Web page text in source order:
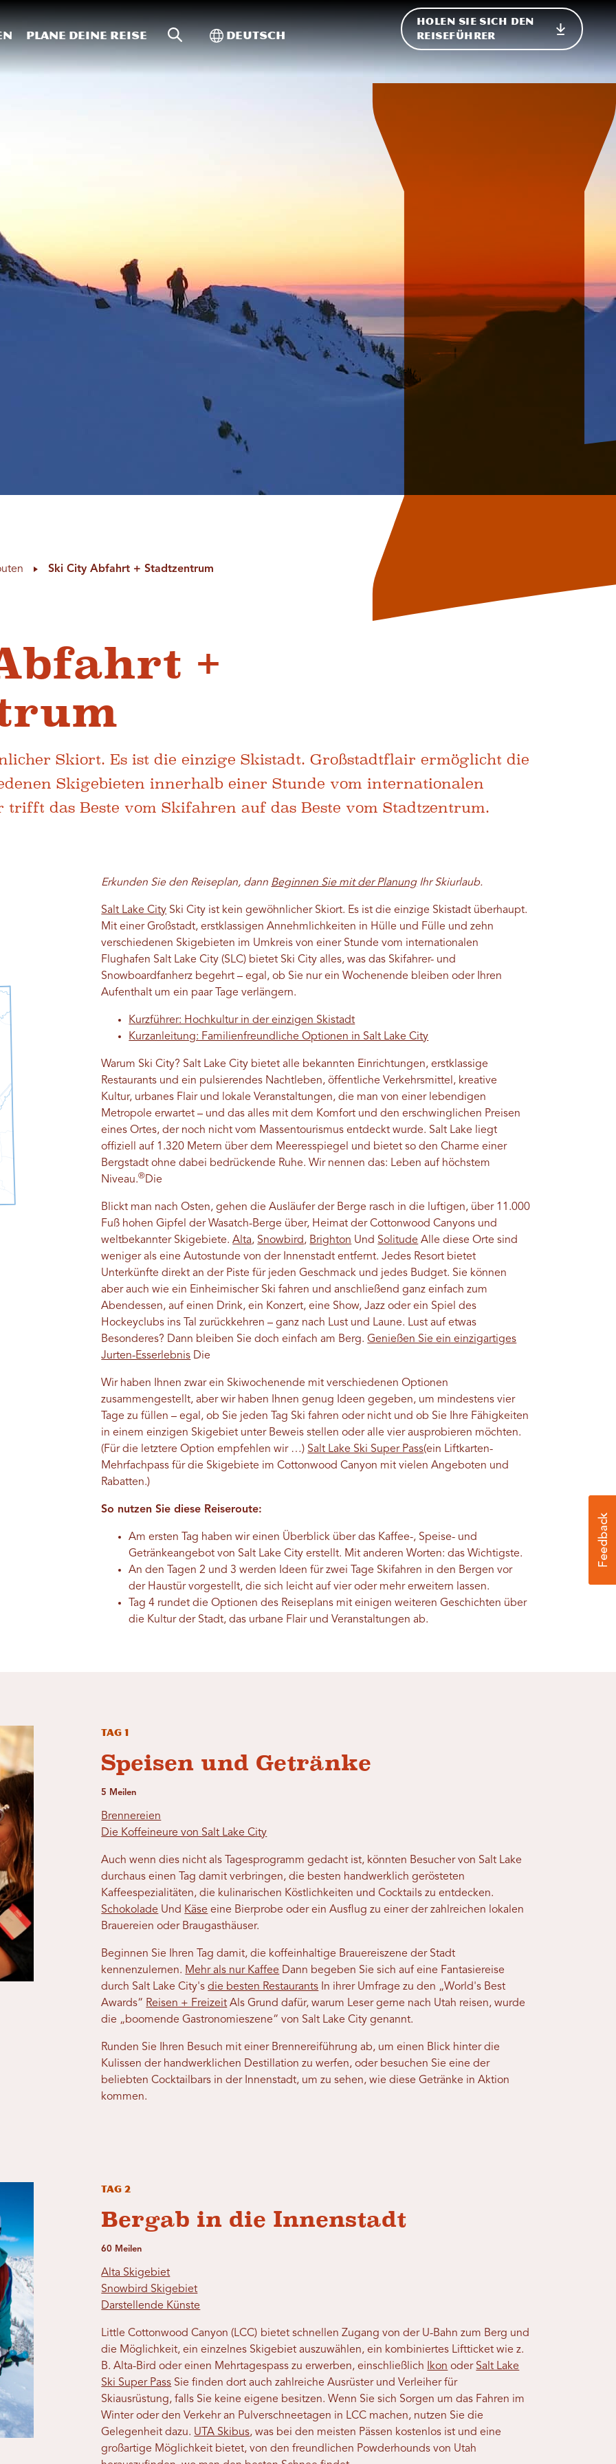
Plane deine Reise Website-Suche
Toggle International
Deutsch
HOLEN SIE SICH DEN
REISEFÜHRER
Ski City Abfahrt + Stadtzentrum
+
Skiort. Es ist die einzige Skistadt. Großstadtflair ermöglicht die
Skigebieten innerhalb einer Stunde vom internationalen
trifft das Beste vom Skifahren auf das Beste vom Stadtzentrum.
Erkunden Sie den Reiseplan, dann Beginnen Sie mit der PlanungIhr Skiurlaub.
Salt Lake City Ski City ist kein gewöhnlicher Skiort. Es ist die einzige Skistadt überhaupt.
Mit einer Großstadt, erstklassigen Annehmlichkeiten in Hülle und Fülle und zehn
verschiedenen Skigebieten im Umkreis von einer Stunde vom internationalen
Flughafen Salt Lake City (SLC) bietet Ski City alles, was das Skifahrer- und
Snowboardfanherz begehrt – egal, ob Sie nur ein Wochenende bleiben oder Ihren
Aufenthalt um ein paar Tage verlängern.
Kurzführer: Hochkultur in der einzigen Skistadt
Kurzanleitung: Familienfreundliche Optionen in Salt Lake City
Warum Ski City? Salt Lake City bietet alle bekannten Einrichtungen, erstklassige
Restaurants und ein pulsierendes Nachtleben, öffentliche Verkehrsmittel, kreative
Kultur, urbanes Flair und lokale Veranstaltungen, die man von einer lebendigen
Metropole erwartet – und das alles mit dem Komfort und den erschwinglichen Preisen
eines Ortes, der noch nicht vom Massentourismus entdeckt wurde. Salt Lake liegt
offiziell auf 1.320 Metern über dem Meeresspiegel und bietet so den Charme einer
Bergstadt ohne dabei bedrückende Ruhe. Wir nennen das: Leben auf höchstem
Niveau.®Die
Blickt man nach Osten, gehen die Ausläufer der Berge rasch in die luftigen, über 11.000
Fuß hohen Gipfel der Wasatch-Berge über, Heimat der Cottonwood Canyons und
weltbekannter Skigebiete.Alta, Snowbird, Brighton Und Solitude Alle diese Orte sind
weniger als eine Autostunde von der Innenstadt entfernt. Jedes Resort bietet
Unterkünfte direkt an der Piste für jeden Geschmack und jedes Budget. Sie können
aber auch wie ein Einheimischer Ski fahren und anschließend ganz einfach zum
Abendessen, auf einen Drink, ein Konzert, eine Show, Jazz oder ein Spiel des
Hockeyclubs ins Tal zurückkehren – ganz nach Lust und Laune. Lust auf etwas
Besonderes? Dann bleiben Sie doch einfach am Berg.Genießen Sie ein einzigartiges
Jurten-Esserlebnis Die
Wir haben Ihnen zwar ein Skiwochenende mit verschiedenen Optionen
zusammengestellt, aber wir haben Ihnen genug Ideen gegeben, um mindestens vier
Tage zu füllen – egal, ob Sie jeden Tag Ski fahren oder nicht und ob Sie Ihre Fähigkeiten
in einem einzigen Skigebiet unter Beweis stellen oder alle vier ausprobieren möchten.
(Für die letztere Option empfehlen wir …) Salt Lake Ski Super Pass(ein Liftkarten-
Mehrfachpass für die Skigebiete im Cottonwood Canyon mit vielen Angeboten und
Rabatten.)
So nutzen Sie diese Reiseroute:
Am ersten Tag haben wir einen Überblick über das Kaffee-, Speise- und
Getränkeangebot von Salt Lake City erstellt. Mit anderen Worten: das Wichtigste.
An den Tagen 2 und 3 werden Ideen für zwei Tage Skifahren in den Bergen vor
der Haustür vorgestellt, die sich leicht auf vier oder mehr erweitern lassen.
Tag 4 rundet die Optionen des Reiseplans mit einigen weiteren Geschichten über
die Kultur der Stadt, das urbane Flair und Veranstaltungen ab.
Tag 1
Speisen und Getränke
5 Meilen
Brennereien
Die Koffeineure von Salt Lake City
Auch wenn dies nicht als Tagesprogramm gedacht ist, könnten Besucher von Salt Lake
durchaus einen Tag damit verbringen, die besten handwerklich gerösteten
Kaffeespezialitäten, die kulinarischen Köstlichkeiten und Cocktails zu entdecken.
Schokolade Und Käse eine Bierprobe oder ein Ausflug zu einer der zahlreichen lokalen
Brauereien oder Braugasthäuser.
Beginnen Sie Ihren Tag damit, die koffeinhaltige Brauereiszene der Stadt
kennenzulernen. Mehr als nur Kaffee Dann begeben Sie sich auf eine Fantasiereise
durch Salt Lake City'sdie besten Restaurants In ihrer Umfrage zu den „World's Best
Awards“ Reisen + Freizeit Als Grund dafür, warum Leser gerne nach Utah reisen, wurde
die „boomende Gastronomieszene“ von Salt Lake City genannt.
Runden Sie Ihren Besuch mit einer Brennereiführung ab, um einen Blick hinter die
Kulissen der handwerklichen Destillation zu werfen, oder besuchen Sie eine der
beliebten Cocktailbars in der Innenstadt, um zu sehen, wie diese Getränke in Aktion
kommen.
Tag 2
Bergab in die Innenstadt
60 Meilen
Alta Skigebiet
Snowbird Skigebiet
Darstellende Künste
Little Cottonwood Canyon (LCC) bietet schnellen Zugang von der U-Bahn zum Berg und
die Möglichkeit, ein einzelnes Skigebiet auszuwählen, ein kombiniertes Liftticket wie z.
B. Alta-Bird oder einen Mehrtagespass zu erwerben, einschließlich
Ikon oder Salt Lake
Ski Super Pass Sie finden dort auch zahlreiche Ausrüster und Verleiher für
Skiausrüstung, falls Sie keine eigene besitzen. Wenn Sie sich Sorgen um das Fahren im
Winter oder den Verkehr an Pulverschneetagen in LCC machen, nutzen Sie die
Gelegenheit dazu. UTA Skibus, was bei den meisten Pässen kostenlos ist und eine
großartige Möglichkeit bietet, von den freundlichen Powderhounds von Utah